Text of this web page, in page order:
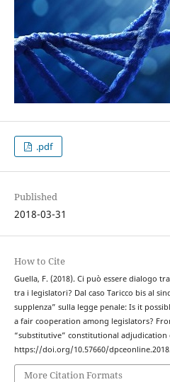
.pdf
Published
2018-03-31
How to Cite
Guella, F. (2018). Ci può essere dialogo
tra i legislatori? Dal caso Taricco bis al
supplenza” sulla legge penale: Is it
a fair cooperation among legislators?
“substitutive” constitutional adjudication
https://doi.org/10.57660/
More Citation Formats